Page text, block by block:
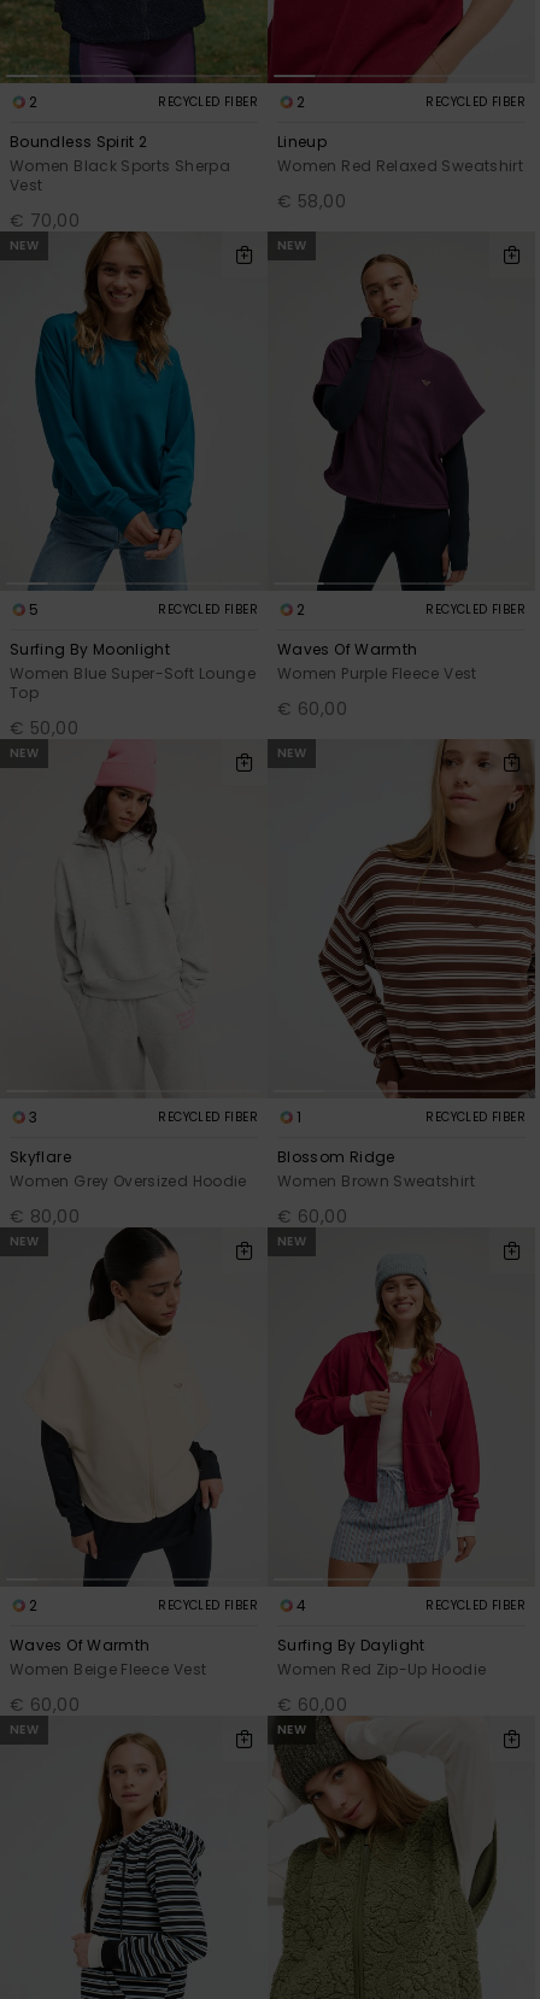
2 RECYCLED FIBER
Boundless Spirit 2
Women Black Sports Sherpa
Vest
€ 70,00
2 RECYCLED FIBER
Lineup
Women Red Relaxed Sweatshirt
€ 58,00
NEW
5 RECYCLED FIBER
Surfing By Moonlight
Women Blue Super-Soft Lounge
Top
€ 50,00
NEW
2 RECYCLED FIBER
Waves Of Warmth
Women Purple Fleece Vest
€ 60,00
NEW
3 RECYCLED FIBER
Skyflare
Women Grey Oversized Hoodie
€ 80,00
NEW
1 RECYCLED FIBER
Blossom Ridge
Women Brown Sweatshirt
€ 60,00
NEW
2 RECYCLED FIBER
Waves Of Warmth
Women Beige Fleece Vest
€ 60,00
NEW
4 RECYCLED FIBER
Surfing By Daylight
Women Red Zip-Up Hoodie
€ 60,00
NEW NEW